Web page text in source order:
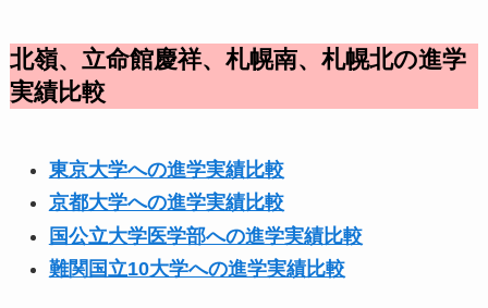
北嶺、立命館慶祥、札幌南、札幌北の進学
実績比較
東京大学への進学実績比較
京都大学への進学実績比較
国公立大学医学部への進学実績比較
難関国立10大学への進学実績比較